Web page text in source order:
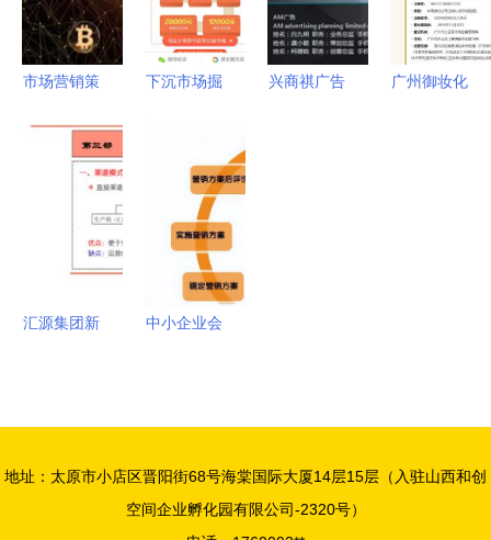
战，解锁你
的商业洞察
力
应，构筑长
三角联动辐
射新高地
升级
服务深度融
合策略
市场营销策
格式与核心
要素
下沉市场掘
务产品策略
的深度思考
兴商祺广告
广州御妆化
汇源集团新
动品牌增长
中小企业会
地址：太原市小店区晋阳街68号海棠国际大厦14层15层（入驻山西和创
空间企业孵化园有限公司-2320号）